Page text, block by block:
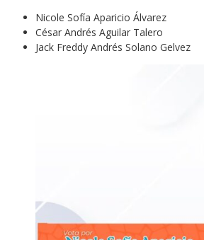
Nicole Sofía Aparicio Álvarez
César Andrés Aguilar Talero
Jack Freddy Andrés Solano Gelvez